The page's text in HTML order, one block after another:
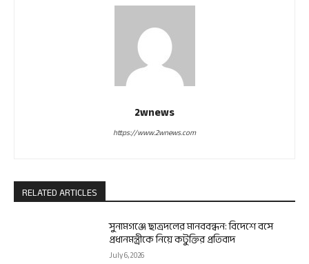
2wnews
https://www.2wnews.com
RELATED ARTICLES
সুনামগঞ্জে ছাত্রদলের মানববন্ধন: বিদেশে বসে
প্রধানমন্ত্রীকে নিয়ে কটুক্তির প্রতিবাদ
July 6, 2026